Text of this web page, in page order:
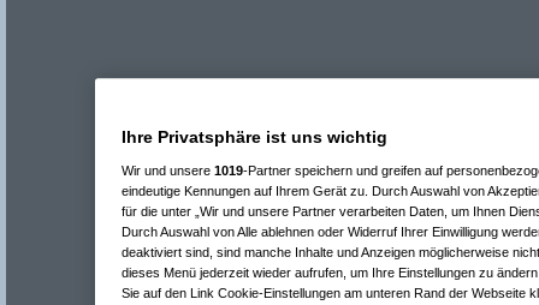
Ihre Privatsphäre ist uns wichtig
Wir und unsere 1019-Partner speichern und greifen auf
eindeutige Kennungen auf Ihrem Gerät zu. Durch Auswahl von
für die unter „Wir und unsere Partner verarbeiten Daten, um Ihnen
Durch Auswahl von Alle ablehnen oder Widerruf Ihrer Einwilligung
deaktiviert sind, sind manche Inhalte und Anzeigen möglicherweise
dieses Menü jederzeit wieder aufrufen, um Ihre Einstellungen zu
Sie auf den Link Cookie-Einstellungen am unteren Rand der Webseite